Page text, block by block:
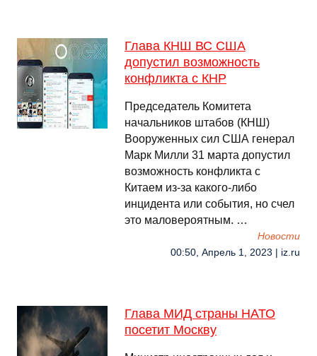
Глава КНШ ВС США
допустил возможность
конфликта с КНР
Председатель Комитета
начальников штабов (КНШ)
Вооруженных сил США генерал
Марк Милли 31 марта допустил
возможность конфликта с
Китаем из-за какого-либо
инцидента или события, но счел
это маловероятным. …
Новости
00:50, Апрель 1, 2023 | iz.ru
Глава МИД страны НАТО
посетит Москву